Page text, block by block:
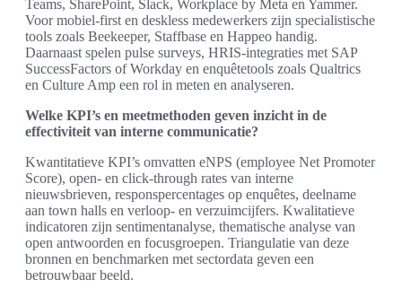
Teams, SharePoint, Slack, Workplace by Meta en Yammer.
Voor mobiel-first en deskless medewerkers zijn specialistische
tools zoals Beekeeper, Staffbase en Happeo handig.
Daarnaast spelen pulse surveys, HRIS-integraties met SAP
SuccessFactors of Workday en enquêtetools zoals Qualtrics
en Culture Amp een rol in meten en analyseren.
Welke KPI’s en meetmethoden geven inzicht in de
effectiviteit van interne communicatie?
Kwantitatieve KPI’s omvatten eNPS (employee Net Promoter
Score), open- en click-through rates van interne
nieuwsbrieven, responspercentages op enquêtes, deelname
aan town halls en verloop- en verzuimcijfers. Kwalitatieve
indicatoren zijn sentimentanalyse, thematische analyse van
open antwoorden en focusgroepen. Triangulatie van deze
bronnen en benchmarken met sectordata geven een
betrouwbaar beeld.